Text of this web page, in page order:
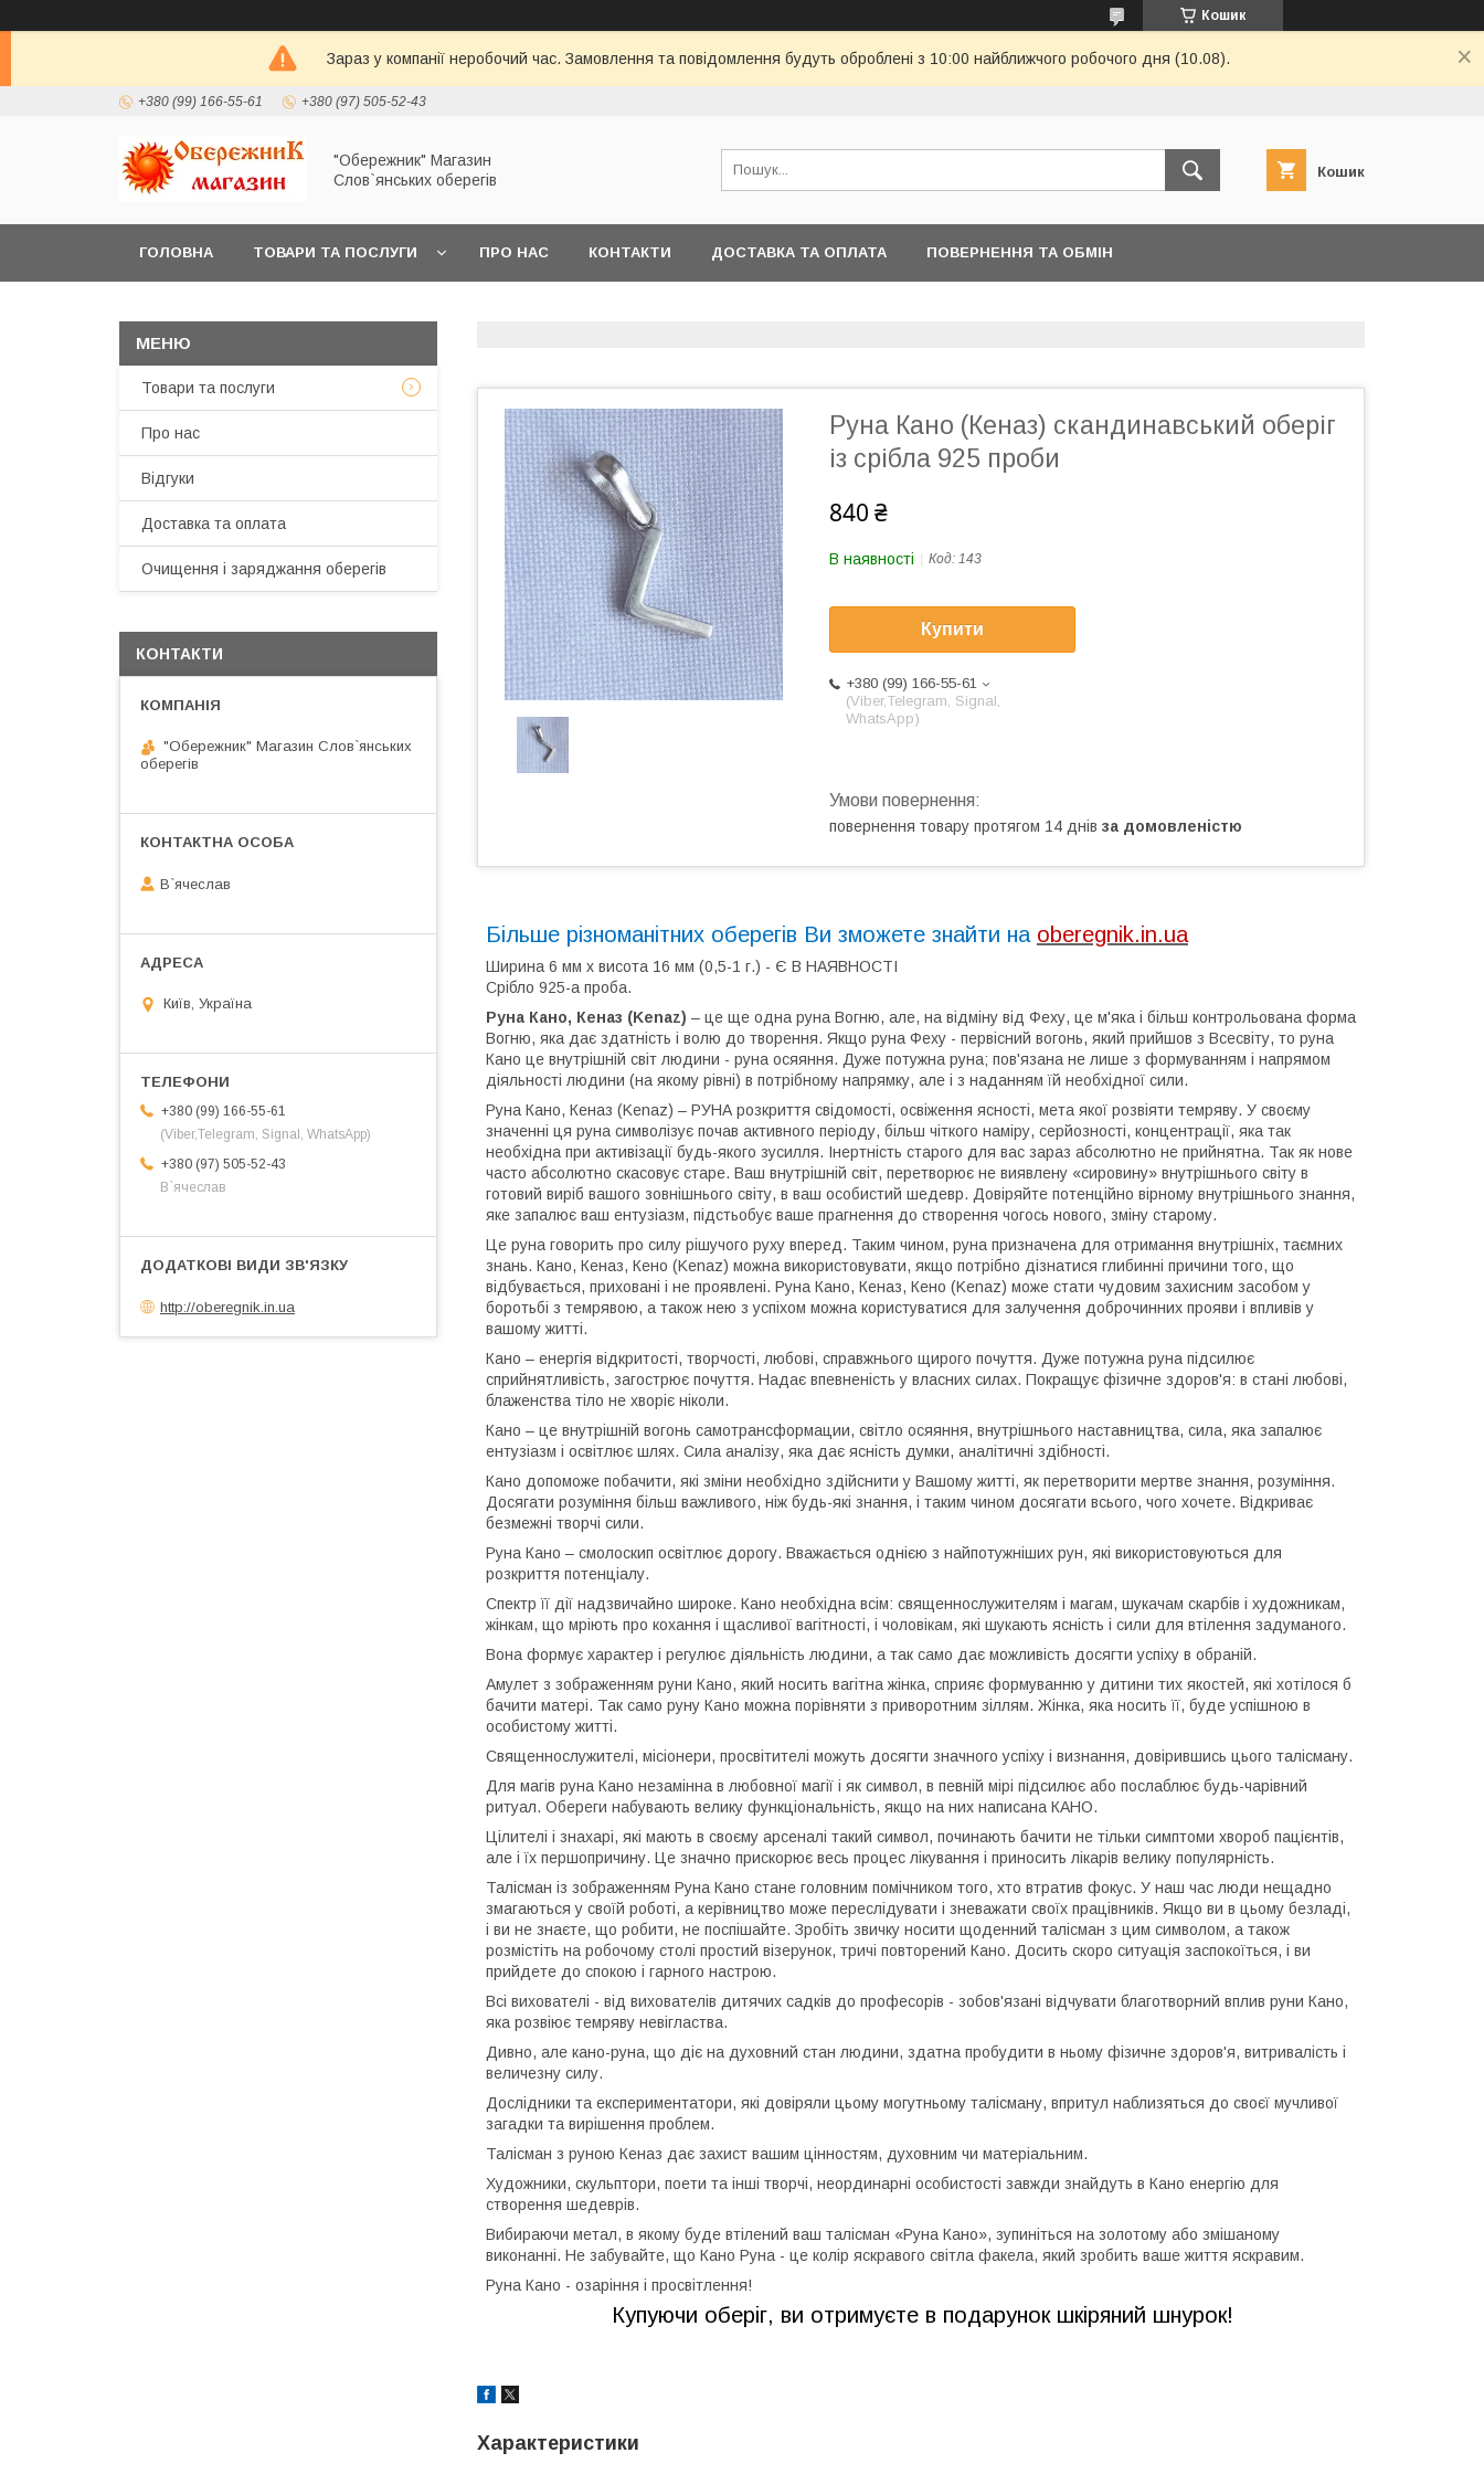
Кошик
Зараз у компанії неробочий час. Замовлення та повідомлення будуть оброблені з 10:00 найближчого робочого дня (10.08).
+380 (99) 166-55-61 +380 (97) 505-52-43
"Обережник" Магазин
Слов`янських оберегів
Кошик
ГОЛОВНА ТОВАРИ ТА ПОСЛУГИ ПРО НАС КОНТАКТИ ДОСТАВКА ТА ОПЛАТА ПОВЕРНЕННЯ ТА ОБМІН
Руна Кано (Кеназ) скандинавський оберіг
із срібла 925 проби
840 ₴
В наявності Код: 143
Купити
+380 (99) 166-55-61
(Viber,Telegram, Signal,
WhatsApp)
повернення товару протягом 14 днів за домовленістю
Більше різноманітних оберегів Ви зможете знайти на oberegnik.in.ua
Ширина 6 мм х висота 16 мм (0,5-1 г.) - Є В НАЯВНОСТІ
Срібло 925-а проба.
Руна Кано, Кеназ (Kenaz) – це ще одна руна Вогню, але, на відміну від Феху, це м'яка і більш контрольована форма
Вогню, яка дає здатність і волю до творення. Якщо руна Феху - первісний вогонь, який прийшов з Всесвіту, то руна
Кано це внутрішній світ людини - руна осяяння. Дуже потужна руна; пов'язана не лише з формуванням і напрямом
діяльності людини (на якому рівні) в потрібному напрямку, але і з наданням їй необхідної сили.
Руна Кано, Кеназ (Kenaz) – РУНА розкриття свідомості, освіження ясності, мета якої розвіяти темряву. У своєму
значенні ця руна символізує почав активного періоду, більш чіткого наміру, серйозності, концентрації, яка так
необхідна при активізації будь-якого зусилля. Інертність старого для вас зараз абсолютно не прийнятна. Так як нове
часто абсолютно скасовує старе. Ваш внутрішній світ, перетворює не виявлену «сировину» внутрішнього світу в
готовий виріб вашого зовнішнього світу, в ваш особистий шедевр. Довіряйте потенційно вірному внутрішнього знання,
яке запалює ваш ентузіазм, підстьобує ваше прагнення до створення чогось нового, зміну старому.
Це руна говорить про силу рішучого руху вперед. Таким чином, руна призначена для отримання внутрішніх, таємних
знань. Кано, Кеназ, Кено (Kenaz) можна використовувати, якщо потрібно дізнатися глибинні причини того, що
відбувається, приховані і не проявлені. Руна Кано, Кеназ, Кено (Kenaz) може стати чудовим захисним засобом у
боротьбі з темрявою, а також нею з успіхом можна користуватися для залучення доброчинних прояви і впливів у
вашому житті.
Кано – енергія відкритості, творчості, любові, справжнього щирого почуття. Дуже потужна руна підсилює
сприйнятливість, загострює почуття. Надає впевненість у власних силах. Покращує фізичне здоров'я: в стані любові,
блаженства тіло не хворіє ніколи.
Кано – це внутрішній вогонь самотрансформации, світло осяяння, внутрішнього наставництва, сила, яка запалює
ентузіазм і освітлює шлях. Сила аналізу, яка дає ясність думки, аналітичні здібності.
Кано допоможе побачити, які зміни необхідно здійснити у Вашому житті, як перетворити мертве знання, розуміння.
Досягати розуміння більш важливого, ніж будь-які знання, і таким чином досягати всього, чого хочете. Відкриває
безмежні творчі сили.
Руна Кано – смолоскип освітлює дорогу. Вважається однією з найпотужніших рун, які використовуються для
розкриття потенціалу.
Спектр її дії надзвичайно широке. Кано необхідна всім: священнослужителям і магам, шукачам скарбів і художникам,
жінкам, що мріють про кохання і щасливої вагітності, і чоловікам, які шукають ясність і сили для втілення задуманого.
Вона формує характер і регулює діяльність людини, а так само дає можливість досягти успіху в обраній.
Амулет з зображенням руни Кано, який носить вагітна жінка, сприяє формуванню у дитини тих якостей, які хотілося б
бачити матері. Так само руну Кано можна порівняти з приворотним зіллям. Жінка, яка носить її, буде успішною в
особистому житті.
Священнослужителі, місіонери, просвітителі можуть досягти значного успіху і визнання, довірившись цього талісману.
Для магів руна Кано незамінна в любовної магії і як символ, в певній мірі підсилює або послаблює будь-чарівний
ритуал. Обереги набувають велику функціональність, якщо на них написана КАНО.
Цілителі і знахарі, які мають в своєму арсеналі такий символ, починають бачити не тільки симптоми хвороб пацієнтів,
але і їх першопричину. Це значно прискорює весь процес лікування і приносить лікарів велику популярність.
Талісман із зображенням Руна Кано стане головним помічником того, хто втратив фокус. У наш час люди нещадно
змагаються у своїй роботі, а керівництво може переслідувати і зневажати своїх працівників. Якщо ви в цьому безладі,
і ви не знаєте, що робити, не поспішайте. Зробіть звичку носити щоденний талісман з цим символом, а також
розмістіть на робочому столі простий візерунок, тричі повторений Кано. Досить скоро ситуація заспокоїться, і ви
прийдете до спокою і гарного настрою.
Всі вихователі - від вихователів дитячих садків до професорів - зобов'язані відчувати благотворний вплив руни Кано,
яка розвіює темряву невігластва.
Дивно, але кано-руна, що діє на духовний стан людини, здатна пробудити в ньому фізичне здоров'я, витривалість і
величезну силу.
Дослідники та експериментатори, які довіряли цьому могутньому талісману, впритул наблизяться до своєї мучливої
загадки та вирішення проблем.
Талісман з руною Кеназ дає захист вашим цінностям, духовним чи матеріальним.
Художники, скульптори, поети та інші творчі, неординарні особистості завжди знайдуть в Кано енергію для
створення шедеврів.
Вибираючи метал, в якому буде втілений ваш талісман «Руна Кано», зупиніться на золотому або змішаному
виконанні. Не забувайте, що Кано Руна - це колір яскравого світла факела, який зробить ваше життя яскравим.
Руна Кано - озаріння і просвітлення!
Купуючи оберіг, ви отримуєте в подарунок шкіряний шнурок!
Характеристики
Товари та послуги
Про нас
Відгуки
Доставка та оплата
Очищення і заряджання оберегів
КОНТАКТИ
"Обережник" Магазин Слов`янських
оберегів
В`ячеслав
Київ, Україна
+380 (99) 166-55-61
(Viber,Telegram, Signal, WhatsApp)
+380 (97) 505-52-43
В`ячеслав
http://oberegnik.in.ua